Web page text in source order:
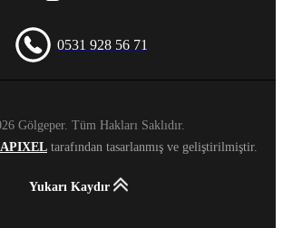
0531 928 56 71
Gölgeper. Tüm Hakları Saklıdır.
tarafından tasarlanmış ve geliştirilmiştir.
Yukarı Kaydır